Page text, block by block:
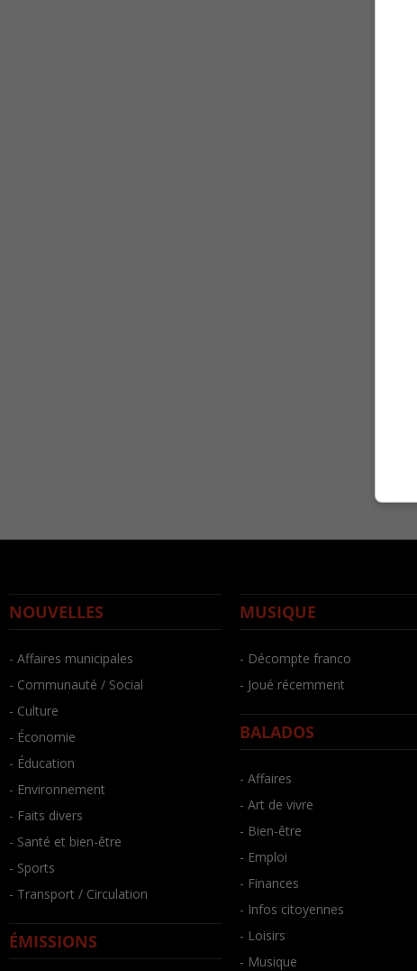
NOUVELLES
- Affaires municipales
- Communauté / Social
- Culture
- Économie
- Éducation
- Environnement
- Faits divers
- Santé et bien-être
- Sports
- Transport / Circulation
ÉMISSIONS
MUSIQUE
- Décompte franco
- Joué récemment
BALADOS
- Affaires
- Art de vivre
- Bien-être
- Emploi
- Finances
- Infos citoyennes
- Loisirs
- Musique